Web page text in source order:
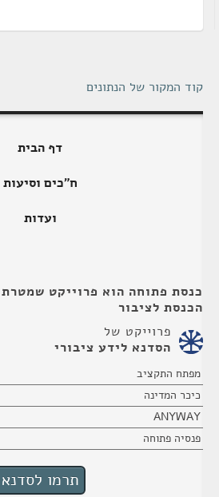
קוד המקור של הנתונים
דף הבית
ח"כים וסיעות
ועדות
כנסת פתוחה הוא פרוייקט
הכנסת לציבור
פרוייקט של
הסדנא לידע ציבורי
מפתח התקציב
כיכר המדינה
ANYWAY
פנסיה פתוחה